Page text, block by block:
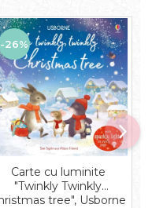
-26%
Carte cu luminite
"Twinkly Twinkly
tree", Usborne